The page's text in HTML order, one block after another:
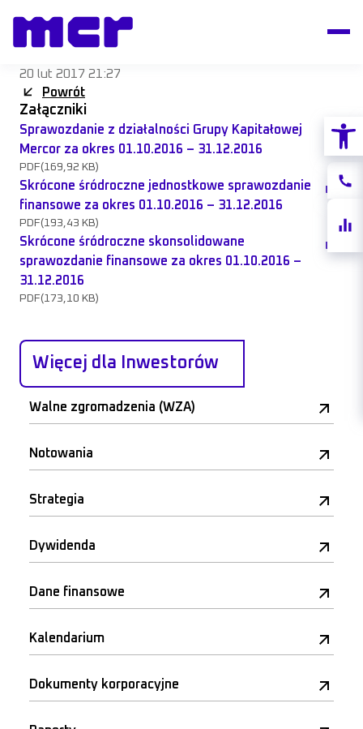
akcji
20 lut 2017 21:27
Powrót
Załączniki
Sprawozdanie z działalności Grupy Kapitałowej
Mercor za okres 01.10.2016 – 31.12.2016
PDF(169,92 KB)
Skrócone śródroczne jednostkowe sprawozdanie
finansowe za okres 01.10.2016 – 31.12.2016
PDF(193,43 KB)
Skrócone śródroczne skonsolidowane
sprawozdanie finansowe za okres 01.10.2016 –
31.12.2016
PDF(173,10 KB)
Więcej dla Inwestorów
Walne zgromadzenia (WZA)
Notowania
Strategia
Dywidenda
Dane finansowe
Kalendarium
Dokumenty korporacyjne